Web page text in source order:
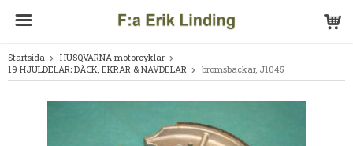
Startsida
HUSQVARNA motorcyklar
19 HJULDELAR; DÄCK, EKRAR & NAVDELAR
bromsbackar, J1045